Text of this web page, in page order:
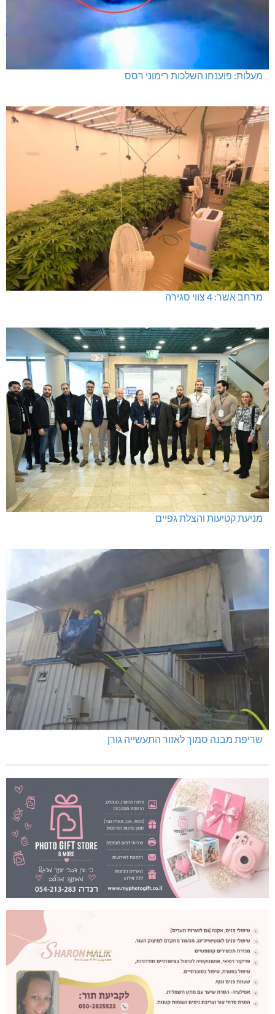
מעלות: פוענחו השלכות רימוני רסס
מרחב אשר: 4 צווי סגירה
מניעת קטיעות והצלת גפיים
שריפת מבנה סמוך לאזור התעשייה גורן